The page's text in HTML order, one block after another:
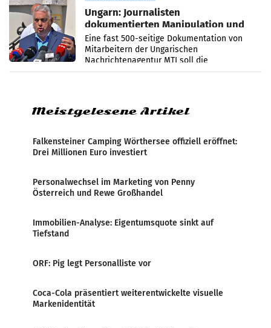
Ungarn: Journalisten
dokumentierten Manipulation und
Zensur
Eine fast 500-seitige Dokumentation von
Mitarbeitern der Ungarischen
Nachrichtenagentur MTI soll die
systematische Nachrichten-Manipulation und
Meistgelesene Artikel
Falkensteiner Camping Wörthersee offiziell eröffnet:
Drei Millionen Euro investiert
Personalwechsel im Marketing von Penny
Österreich und Rewe Großhandel
Immobilien-Analyse: Eigentumsquote sinkt auf
Tiefstand
ORF: Pig legt Personalliste vor
Coca-Cola präsentiert weiterentwickelte visuelle
Markenidentität